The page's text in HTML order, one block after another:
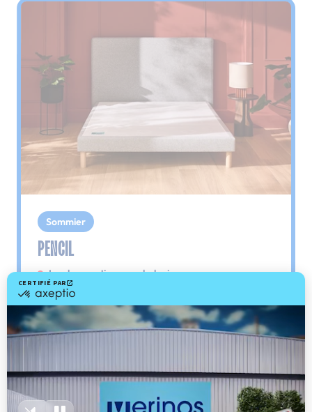
Sommier
PENCIL
Le plus : soutien morphologique
Grâce à ses 3 zones de confort, le sommier
Pencil vous assure tout son soutien. Avec les
épaules, le dos et le bassin qui reposent sur ses
lattes, vous évitez les douleurs au petit matin.
501,00 €
Découvrir